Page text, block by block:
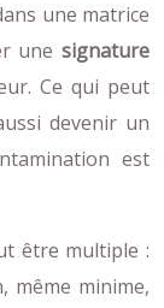
une matrice
une signature
Ce qui peut
devenir un
est
être multiple :
même minime,